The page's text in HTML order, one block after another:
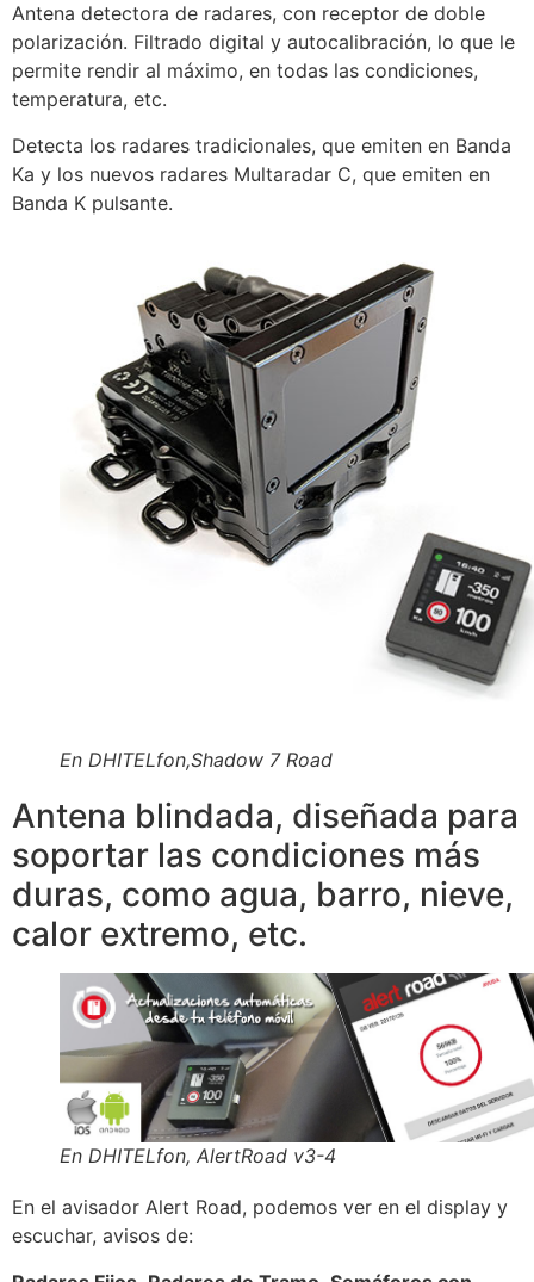
Antena detectora de radares, con receptor de doble
polarización. Filtrado digital y autocalibración, lo que le
permite rendir al máximo, en todas las condiciones,
temperatura, etc.
Detecta los radares tradicionales, que emiten en Banda
Ka y los nuevos radares Multaradar C, que emiten en
Banda K pulsante.
En DHITELfon,Shadow 7 Road
Antena blindada, diseñada para
soportar las condiciones más
duras, como agua, barro, nieve,
calor extremo, etc.
En DHITELfon, AlertRoad v3-4
En el avisador Alert Road, podemos ver en el display y
escuchar, avisos de: